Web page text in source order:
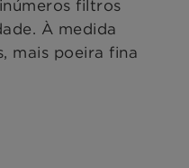
filtros
À medida
mais poeira fina